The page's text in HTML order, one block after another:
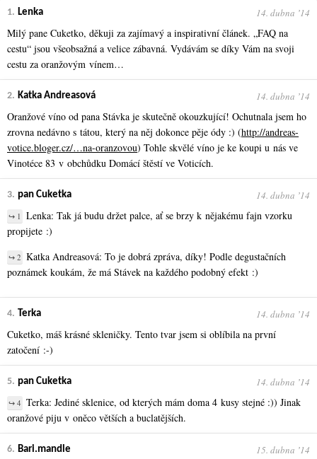
1. Lenka 14. dubna ʼ14
Milý pane Cuketko, děkuji za zajímavý a inspirativní článek. „FAQ na
cestu“ jsou všeobsažná a velice zábavná. Vydávám se díky Vám na svoji
cestu za oranžovým vínem…
2. Katka Andreasová 14. dubna ʼ14
Oranžové víno od pana Stávka je skutečně okouzkující! Ochutnala jsem ho
zrovna nedávno s tátou, který na něj dokonce pěje ódy :) (http://andreas-
votice.bloger.cz/…na-oranzovou) Tohle skvělé víno je ke koupi u nás ve
Vinotéce 83 v obchůdku Domácí štěstí ve Voticích.
3. pan Cuketka 14. dubna ʼ14
↪ 1 Lenka: Tak já budu držet palce, ať se brzy k nějakému fajn vzorku
propijete :)
↪ 2 Katka Andreasová: To je dobrá zpráva, díky! Podle degustačních
poznámek koukám, že má Stávek na každého podobný efekt :)
4. Terka 14. dubna ʼ14
Cuketko, máš krásné skleničky. Tento tvar jsem si oblíbila na první
zatočení :-)
5. pan Cuketka 14. dubna ʼ14
↪ 4 Terka: Jediné sklenice, od kterých mám doma 4 kusy stejné :)) Jinak
oranžové piju v oněco větších a buclatějších.
6. Bari.mandle 15. dubna ʼ14